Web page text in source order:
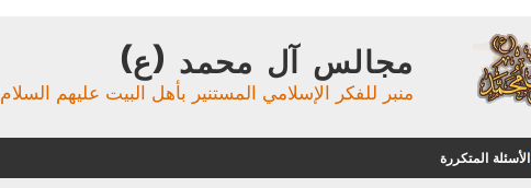
مجالس آل محمد (ع)
منبر للفكر الإسلامي المستنير بأهل البيت عليهم السلام
الأسئلة المتكررة